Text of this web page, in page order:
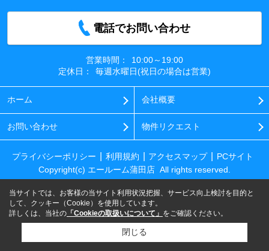
電話でお問い合わせ
営業時間：
10:00～19:00
定休日：
毎週水曜日(祝日の場合は営業)
ホーム 会社概要
お問い合わせ 物件リクエスト
プライバシーポリシー 利用規約 アクセスマップ
PCサイト
Copyright(c) エールーム蒲田店 All rights reserved.
当サイトでは、お客様の当サイト利用状況把握、サービス向上検討を目的と
して、クッキー（Cookie）を使用しています。
詳しくは、当社の 「Cookieの取扱いについて」 をご確認ください。
閉じる